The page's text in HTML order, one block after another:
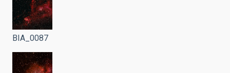
BIA_0087